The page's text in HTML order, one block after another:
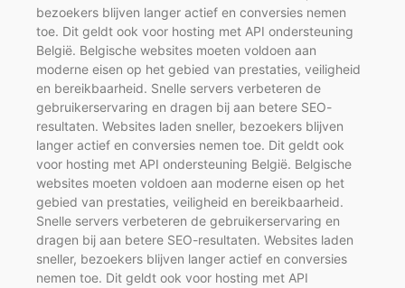
bezoekers blijven langer actief en conversies nemen
toe. Dit geldt ook voor hosting met API ondersteuning
België. Belgische websites moeten voldoen aan
moderne eisen op het gebied van prestaties, veiligheid
en bereikbaarheid. Snelle servers verbeteren de
gebruikerservaring en dragen bij aan betere SEO-
resultaten. Websites laden sneller, bezoekers blijven
langer actief en conversies nemen toe. Dit geldt ook
voor hosting met API ondersteuning België. Belgische
websites moeten voldoen aan moderne eisen op het
gebied van prestaties, veiligheid en bereikbaarheid.
Snelle servers verbeteren de gebruikerservaring en
dragen bij aan betere SEO-resultaten. Websites laden
sneller, bezoekers blijven langer actief en conversies
nemen toe. Dit geldt ook voor hosting met API